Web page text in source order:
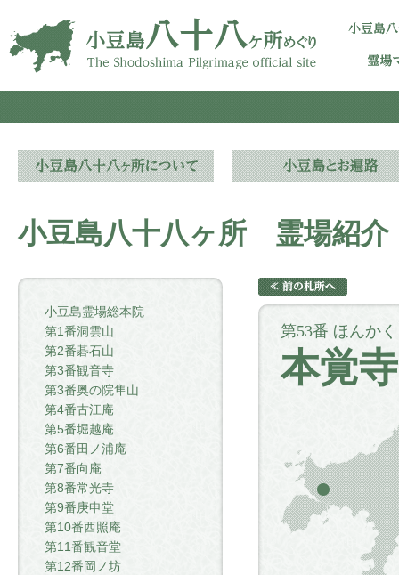
小豆島八十八ヶ所 霊場紹介
第53番 ほんか
本覚寺
小豆島霊場総本院
第1番洞雲山
第2番碁石山
第3番観音寺
第3番奥の院隼山
第4番古江庵
第5番堀越庵
第6番田ノ浦庵
第7番向庵
第8番常光寺
第9番庚申堂
第10番西照庵
第11番観音堂
第12番岡ノ坊